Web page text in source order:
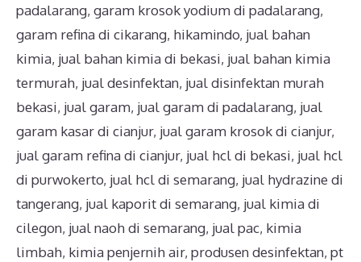
padalarang, garam krosok yodium di padalarang,
garam refina di cikarang, hikamindo, jual bahan
kimia, jual bahan kimia di bekasi, jual bahan kimia
termurah, jual desinfektan, jual disinfektan murah
bekasi, jual garam, jual garam di padalarang, jual
garam kasar di cianjur, jual garam krosok di cianjur,
jual garam refina di cianjur, jual hcl di bekasi, jual hcl
di purwokerto, jual hcl di semarang, jual hydrazine di
tangerang, jual kaporit di semarang, jual kimia di
cilegon, jual naoh di semarang, jual pac, kimia
limbah, kimia penjernih air, produsen desinfektan, pt